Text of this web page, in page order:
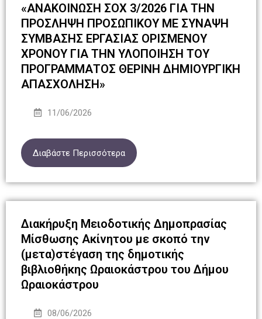
«ΑΝΑΚΟΙΝΩΣΗ ΣΟΧ 3/2026 ΓΙΑ ΤΗΝ
ΠΡΟΣΛΗΨΗ ΠΡΟΣΩΠΙΚΟΥ ΜΕ ΣΥΝΑΨΗ
ΣΥΜΒΑΣΗΣ ΕΡΓΑΣΙΑΣ ΟΡΙΣΜΕΝΟΥ
ΧΡΟΝΟΥ ΓΙΑ ΤΗΝ ΥΛΟΠΟΙΗΣΗ ΤΟΥ
ΠΡΟΓΡΑΜΜΑΤΟΣ ΘΕΡΙΝΗ ΔΗΜΙΟΥΡΓΙΚΗ
ΑΠΑΣΧΟΛΗΣΗ»
11/06/2026
Διαβάστε Περισσότερα
Διακήρυξη Μειοδοτικής Δημοπρασίας
Μίσθωσης Ακίνητου με σκοπό την
(μετα)στέγαση της δημοτικής
βιβλιοθήκης Ωραιοκάστρου του Δήμου
Ωραιοκάστρου
08/06/2026